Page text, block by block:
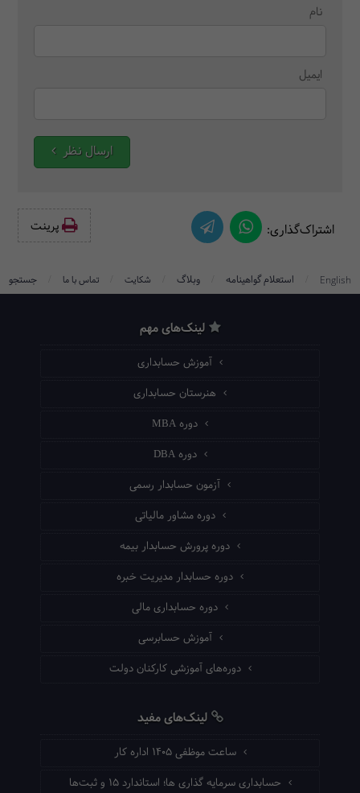
نام
ایمیل
ارسال نظر
اشتراک‌گذاری: پرینت‌
English استعلام گواهینامه وبلاگ شکایت تماس با ما جستجو
لینک‌های مهم
آموزش حسابداری
هنرستان حسابداری
دوره MBA
دوره DBA
آزمون حسابدار رسمی
دوره مشاور مالیاتی
دوره پرورش حسابدار بیمه
دوره حسابدار مدیریت خبره
دوره حسابداری مالی
آموزش حسابرسی
دوره‌های آموزشی کارکنان دولت
لینک‌های مفید
ساعت موظفی ۱۴۰۵ اداره کار
حسابداری سرمایه گذاری ها؛ استاندارد ۱۵ و ثبت‌ها